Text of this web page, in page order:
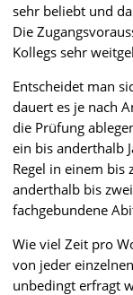
sehr beliebt und
Die
Kollegs sehr
Entscheidet man
dauert es je nach
die Prüfung
ein bis anderthalb
Regel in einem bis
anderthalb bis
fachgebundene
Wie viel Zeit pro
von jeder
unbedingt erfragt